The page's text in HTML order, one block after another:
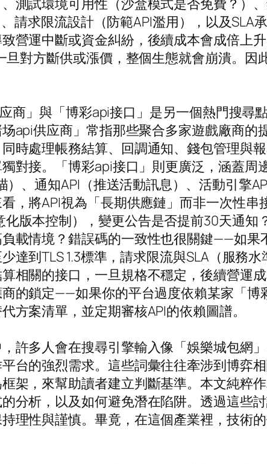
測試環境可用性（沙盒模式是否免費？）
、請求限流設計（防範API濫用），以及
營運中斷或資金糾紛，後續成本會成倍上
對方斷供或漲價，整個生態就會崩潰。因
商」與「博彩api接口」是另一個熱門搜尋
api供应商」常指那些聚合多家遊戲廠商
時處理帳務結算、回調通知、錢包管理與
對接。「博彩api接口」則更廣泛，涵蓋
、通知API（推送活動訊息）、活動引擎
，將API視為「長期供應鏈」而非一次性
版本控制），變更公告是否提前30天通
載情境？錯誤碼的一致性也很關鍵——如
達到TLS 1.3標準，請求限流與SLA（服務
相關的接口，一旦規格不穩定，後續營運
的鎖定——如果你的平台過度依賴某家「
方案清單，並定期審核API的依賴圖譜。
許多人會在搜尋引擎輸入像「娛樂城包網
台的強烈需求。這些詞彙往往牽涉到博弈
架，來幫助讀者建立判斷基準。本文純粹
分析，以及如何避免潛在陷阱。透過這些
理性與謹慎。畢竟，在這個產業裡，技術